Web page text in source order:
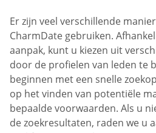
Er zijn veel verschillende
CharmDate gebruiken.
aanpak, kunt u kiezen uit
door de profielen van leden te
beginnen met een snelle
op het vinden van potentiële
bepaalde voorwaarden. Als u
de zoekresultaten, raden we u